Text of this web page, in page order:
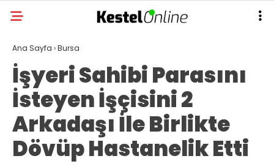
Ana Sayfa ›Bursa
İşyeri Sahibi Parasını
İsteyen İşçisini 2
Arkadaşı İle Birlikte
Dövüp Hastanelik Etti